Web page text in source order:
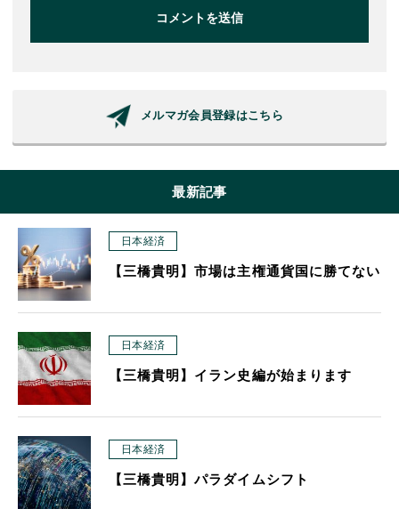
コメントを送信
メルマガ会員登録はこちら
最新記事
日本経済
【三橋貴明】市場は主権通貨国に勝てない
日本経済
【三橋貴明】イラン史編が始まります
日本経済
【三橋貴明】パラダイムシフト